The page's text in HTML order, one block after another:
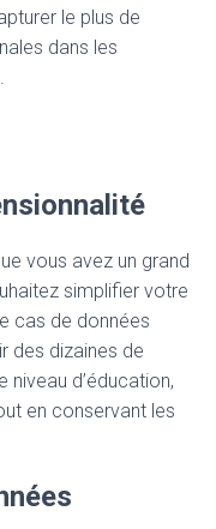
le plus de
dans les
vous avez un grand
simplifier votre
cas de données
des dizaines de
niveau d’éducation,
en conservant les